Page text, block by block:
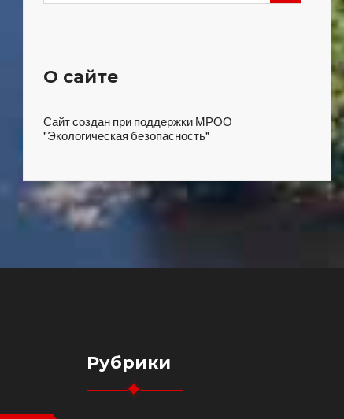
О сайте
Сайт создан при поддержки МРОО
"Экологическая безопасность"
Рубрики